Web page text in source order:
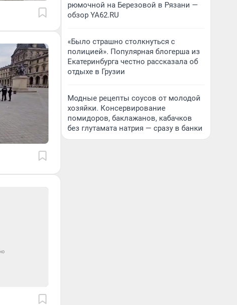
рюмочной на Березовой в Рязани —
обзор YA62.RU
«Было страшно столкнуться с
полицией». Популярная блогерша из
Екатеринбурга честно рассказала об
отдыхе в Грузии
Модные рецепты соусов от молодой
хозяйки. Консервирование
помидоров, баклажанов, кабачков
без глутамата натрия — сразу в банки